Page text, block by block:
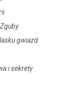
gwiazd
i sekrety